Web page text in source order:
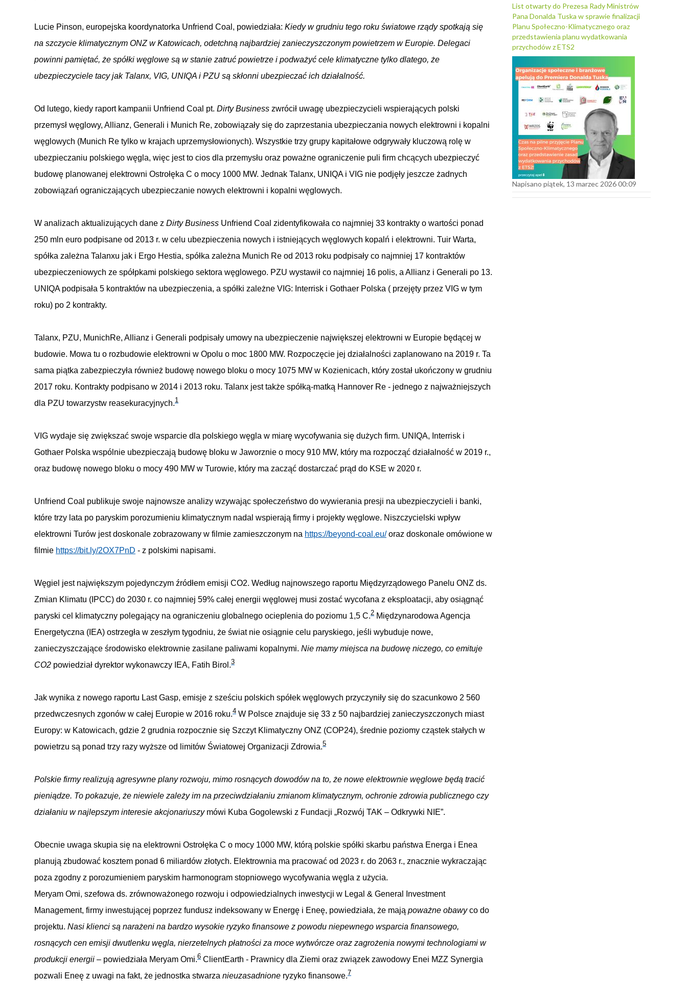
Lucie Pinson, europejska koordynatorka Unfriend Coal, powiedziała: Kiedy w grudniu tego roku światowe rządy spotkają się
na szczycie klimatycznym ONZ w Katowicach, odetchną najbardziej zanieczyszczonym powietrzem w Europie. Delegaci
powinni pamiętać, że spółki węglowe są w stanie zatruć powietrze i podważyć cele klimatyczne tylko dlatego, że
ubezpieczyciele tacy jak Talanx, VIG, UNIQA i PZU są skłonni ubezpieczać ich działalność.
Od lutego, kiedy raport kampanii Unfriend Coal pt. Dirty Business zwrócił uwagę ubezpieczycieli wspierających polski
przemysł węglowy, Allianz, Generali i Munich Re, zobowiązały się do zaprzestania ubezpieczania nowych elektrowni i kopalni
węglowych (Munich Re tylko w krajach uprzemysłowionych). Wszystkie trzy grupy kapitałowe odgrywały kluczową rolę w
ubezpieczaniu polskiego węgla, więc jest to cios dla przemysłu oraz poważne ograniczenie puli firm chcących ubezpieczyć
budowę planowanej elektrowni Ostrołęka C o mocy 1000 MW. Jednak Talanx, UNIQA i VIG nie podjęły jeszcze żadnych
zobowiązań ograniczających ubezpieczanie nowych elektrowni i kopalni węglowych.
W analizach aktualizujących dane z Dirty Business Unfriend Coal zidentyfikowała co najmniej 33 kontrakty o wartości ponad
250 mln euro podpisane od 2013 r. w celu ubezpieczenia nowych i istniejących węglowych kopalń i elektrowni. Tuir Warta,
spółka zależna Talanxu jak i Ergo Hestia, spółka zależna Munich Re od 2013 roku podpisały co najmniej 17 kontraktów
ubezpieczeniowych ze spółpkami polskiego sektora węglowego. PZU wystawił co najmniej 16 polis, a Allianz i Generali po 13.
UNIQA podpisała 5 kontraktów na ubezpieczenia, a spółki zależne VIG: Interrisk i Gothaer Polska ( przejęty przez VIG w tym
roku) po 2 kontrakty.
Talanx, PZU, MunichRe, Allianz i Generali podpisały umowy na ubezpieczenie największej elektrowni w Europie będącej w
budowie. Mowa tu o rozbudowie elektrowni w Opolu o moc 1800 MW. Rozpoczęcie jej działalności zaplanowano na 2019 r. Ta
sama piątka zabezpieczyła również budowę nowego bloku o mocy 1075 MW w Kozienicach, który został ukończony w grudniu
2017 roku. Kontrakty podpisano w 2014 i 2013 roku. Talanx jest także spółką-matką Hannover Re - jednego z najważniejszych
dla PZU towarzystw reasekuracyjnych.1
VIG wydaje się zwiększać swoje wsparcie dla polskiego węgla w miarę wycofywania się dużych firm. UNIQA, Interrisk i
Gothaer Polska wspólnie ubezpieczają budowę bloku w Jaworznie o mocy 910 MW, który ma rozpocząć działalność w 2019 r.,
oraz budowę nowego bloku o mocy 490 MW w Turowie, który ma zacząć dostarczać prąd do KSE w 2020 r.
Unfriend Coal publikuje swoje najnowsze analizy wzywając społeczeństwo do wywierania presji na ubezpieczycieli i banki,
które trzy lata po paryskim porozumieniu klimatycznym nadal wspierają firmy i projekty węglowe. Niszczycielski wpływ
elektrowni Turów jest doskonale zobrazowany w filmie zamieszczonym na https://beyond-coal.eu/oraz doskonale omówione w
filmie https://bit.ly/2OX7PnD - z polskimi napisami.
Węgiel jest największym pojedynczym źródłem emisji CO2. Według najnowszego raportu Międzyrządowego Panelu ONZ ds.
Zmian Klimatu (IPCC) do 2030 r. co najmniej 59% całej energii węglowej musi zostać wycofana z eksploatacji, aby osiągnąć
paryski cel klimatyczny polegający na ograniczeniu globalnego ocieplenia do poziomu 1,5 C.2 Międzynarodowa Agencja
Energetyczna (IEA) ostrzegła w zeszłym tygodniu, że świat nie osiągnie celu paryskiego, jeśli wybuduje nowe,
zanieczyszczające środowisko elektrownie zasilane paliwami kopalnymi. Nie mamy miejsca na budowę niczego, co emituje
CO2 powiedział dyrektor wykonawczy IEA, Fatih Birol.3
Jak wynika z nowego raportu Last Gasp, emisje z sześciu polskich spółek węglowych przyczyniły się do szacunkowo 2 560
przedwczesnych zgonów w całej Europie w 2016 roku.4 W Polsce znajduje się 33 z 50 najbardziej zanieczyszczonych miast
Europy: w Katowicach, gdzie 2 grudnia rozpocznie się Szczyt Klimatyczny ONZ (COP24), średnie poziomy cząstek stałych w
powietrzu są ponad trzy razy wyższe od limitów Światowej Organizacji Zdrowia.5
Polskie firmy realizują agresywne plany rozwoju, mimo rosnących dowodów na to, że nowe elektrownie węglowe będą tracić
pieniądze. To pokazuje, że niewiele zależy im na przeciwdziałaniu zmianom klimatycznym, ochronie zdrowia publicznego czy
działaniu w najlepszym interesie akcjonariuszy mówi Kuba Gogolewski z Fundacji „Rozwój TAK – Odkrywki NIE”.
Obecnie uwaga skupia się na elektrowni Ostrołęka C o mocy 1000 MW, którą polskie spółki skarbu państwa Energa i Enea
planują zbudować kosztem ponad 6 miliardów złotych. Elektrownia ma pracować od 2023 r. do 2063 r., znacznie wykraczając
poza zgodny z porozumieniem paryskim harmonogram stopniowego wycofywania węgla z użycia.
Meryam Omi, szefowa ds. zrównoważonego rozwoju i odpowiedzialnych inwestycji w Legal & General Investment
Management, firmy inwestującej poprzez fundusz indeksowany w Energę i Eneę, powiedziała, że mają poważne obawyco do
projektu. Nasi klienci są narażeni na bardzo wysokie ryzyko finansowe z powodu niepewnego wsparcia finansowego,
rosnących cen emisji dwutlenku węgla, nierzetelnych płatności za moce wytwórcze oraz zagrożenia nowymi technologiami w
produkcji energii – powiedziała Meryam Omi.6 ClientEarth - Prawnicy dla Ziemi oraz związek zawodowy Enei MZZ Synergia
pozwali Eneę z uwagi na fakt, że jednostka stwarza nieuzasadnione ryzyko finansowe.7
List otwarty do Prezesa Rady Ministrów
Pana Donalda Tuska w sprawie finalizacji
Planu Społeczno-Klimatycznego oraz
przedstawienia planu wydatkowania
przychodów z ETS2
Napisano piątek, 13 marzec 2026 00:09